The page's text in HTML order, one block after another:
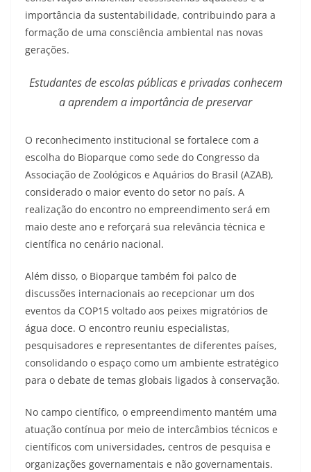
importância da sustentabilidade, contribuindo para a
formação de uma consciência ambiental nas novas
gerações.
Estudantes de escolas públicas e privadas conhecem
a aprendem a importância de preservar
O reconhecimento institucional se fortalece com a
escolha do Bioparque como sede do Congresso da
Associação de Zoológicos e Aquários do Brasil (AZAB),
considerado o maior evento do setor no país. A
realização do encontro no empreendimento será em
maio deste ano e reforçará sua relevância técnica e
científica no cenário nacional.
Além disso, o Bioparque também foi palco de
discussões internacionais ao recepcionar um dos
eventos da COP15 voltado aos peixes migratórios de
água doce. O encontro reuniu especialistas,
pesquisadores e representantes de diferentes países,
consolidando o espaço como um ambiente estratégico
para o debate de temas globais ligados à conservação.
No campo científico, o empreendimento mantém uma
atuação contínua por meio de intercâmbios técnicos e
científicos com universidades, centros de pesquisa e
organizações governamentais e não governamentais.